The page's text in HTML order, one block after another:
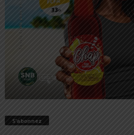
S’abonnez